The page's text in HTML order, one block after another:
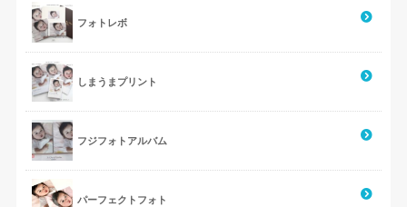
フォトレボ
しまうまプリント
フジフォトアルバム
パーフェクトフォト